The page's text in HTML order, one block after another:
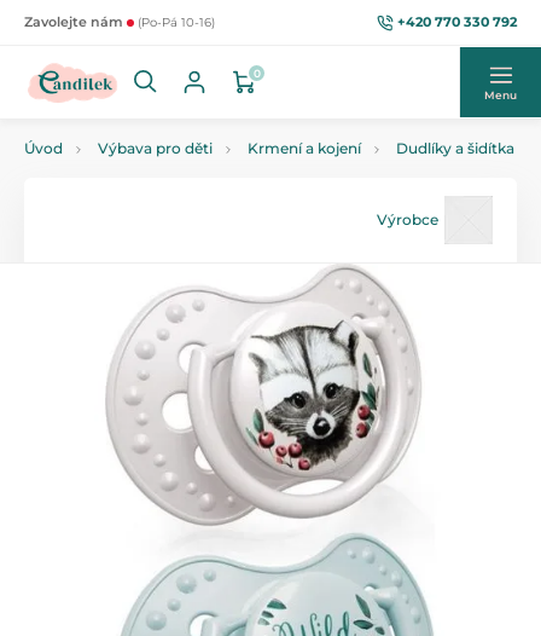
Zavolejte nám (Po-Pá 10-16) +420 770 330 792
0
Menu
Úvod Výbava pro děti Krmení a kojení Dudlíky a šidítka
Výrobce